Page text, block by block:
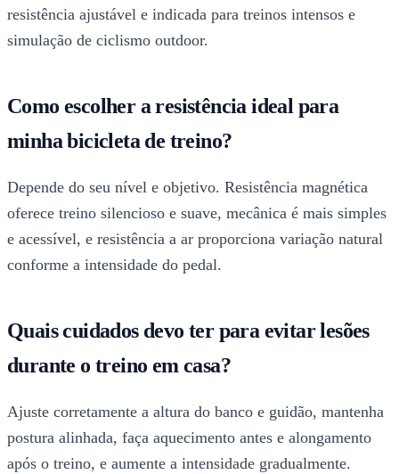
resistência ajustável e indicada para treinos intensos e
simulação de ciclismo outdoor.
Como escolher a resistência ideal para
minha bicicleta de treino?
Depende do seu nível e objetivo. Resistência magnética
oferece treino silencioso e suave, mecânica é mais simples
e acessível, e resistência a ar proporciona variação natural
conforme a intensidade do pedal.
Quais cuidados devo ter para evitar lesões
durante o treino em casa?
Ajuste corretamente a altura do banco e guidão, mantenha
postura alinhada, faça aquecimento antes e alongamento
após o treino, e aumente a intensidade gradualmente.